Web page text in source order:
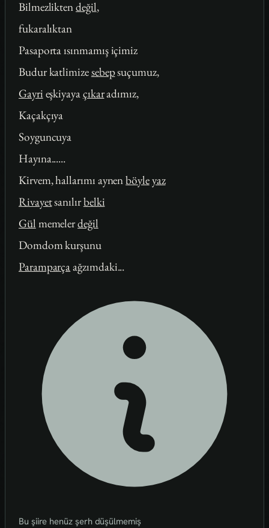
Bilmezliktendeğil,
fukaralıktan
Pasaporta ısınmamış içimiz
Budur katlimizesebepsuçumuz,
Gayri eşkiyayaçıkaradımız,
Kaçakçıya
Soyguncuya
Hayına......
Kirvem, hallarımı aynenböyleyaz
Rivayetsanılırbelki
Gül memelerdeğil
Domdom kurşunu
Paramparçaağzımdaki...
Bu şiire henüz şerh düşülmemiş